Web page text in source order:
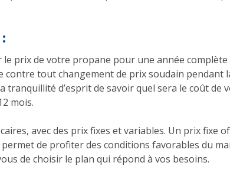
prix de votre propane pour une année
tout changement de prix soudain pendant
tranquillité d’esprit de savoir quel sera le coût
mois.
avec des prix fixes et variables. Un prix fixe
de profiter des conditions favorables du
de choisir le plan qui répond à vos besoins.